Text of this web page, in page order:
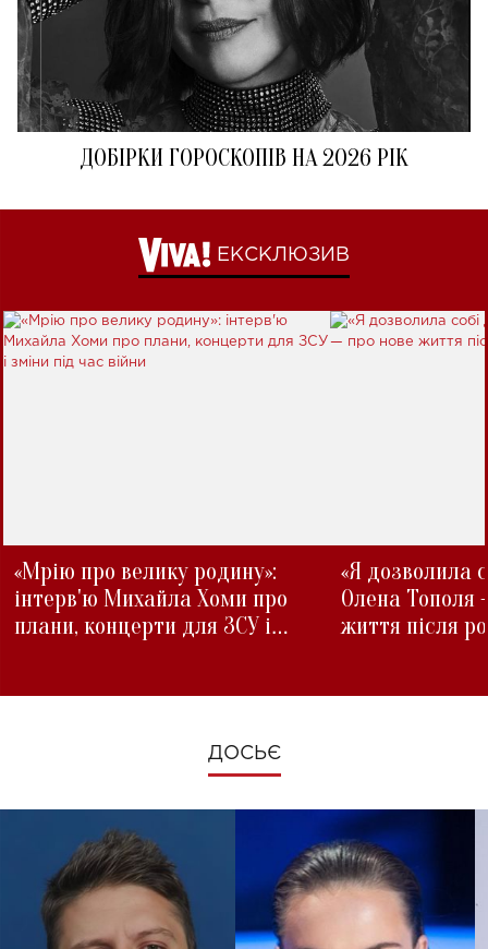
ДОБІРКИ ГОРОСКОПІВ НА 2026 РІК
ЕКСКЛЮЗИВ
«Мрію про велику родину»:
інтерв'ю Михайла Хоми про
плани, концерти для ЗСУ і
«Я дозволила
Олена Тополя
життя після
ДОСЬЄ